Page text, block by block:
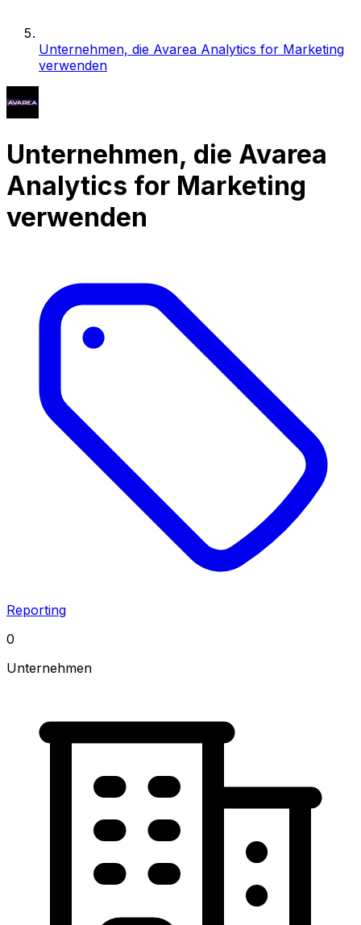
Unternehmen, die Avarea Analytics for Marketing
verwenden
Unternehmen, die Avarea
Analytics for Marketing
verwenden
Reporting
0
Unternehmen